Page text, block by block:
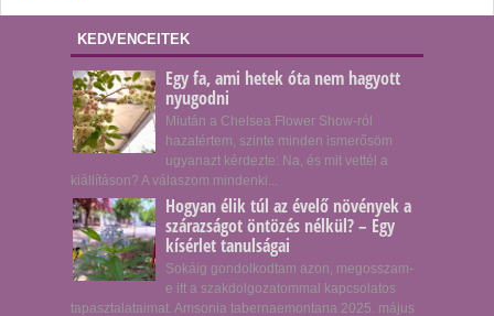
KEDVENCEITEK
Egy fa, ami hetek óta nem hagyott
nyugodni
Miután a Chelsea Flower Show-ról
hazatértem, szinte minden ismerősöm
ugyanazt kérdezte: Na, és mit vettél a
kiállításon? A válaszom mindenki...
Hogyan élik túl az évelő növények a
szárazságot öntözés nélkül? – Egy
kísérlet tanulságai
Sokáig gondolkodtam azon, megosszam-
e itt a szakdolgozatommal kapcsolatos
tapasztalataimat. Amsonia tabernaemontana 2025. május